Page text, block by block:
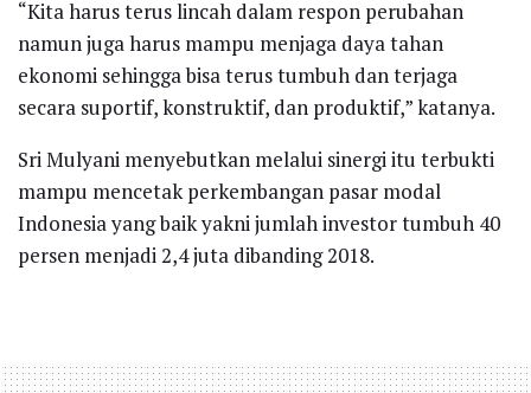
“Kita harus terus lincah dalam respon perubahan
namun juga harus mampu menjaga daya tahan
ekonomi sehingga bisa terus tumbuh dan terjaga
secara suportif, konstruktif, dan produktif,” katanya.
Sri Mulyani menyebutkan melalui sinergi itu terbukti
mampu mencetak perkembangan pasar modal
Indonesia yang baik yakni jumlah investor tumbuh 40
persen menjadi 2,4 juta dibanding 2018.